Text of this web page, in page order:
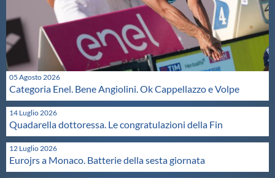
Area Legislativa
Protezione Civile
Qualità
Sostenibilità
Privacy
05 Agosto 2026
Categoria Enel. Bene Angiolini. Ok Cappellazzo e Volpe
14 Luglio 2026
Quadarella dottoressa. Le congratulazioni della Fin
12 Luglio 2026
Eurojrs a Monaco. Batterie della sesta giornata